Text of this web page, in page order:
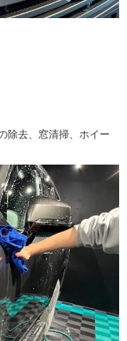
除去、窓清掃、ホイー